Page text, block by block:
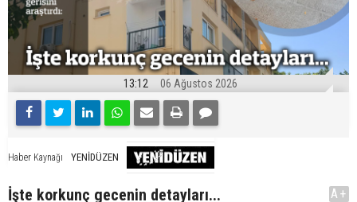
13:12 06 Ağustos 2026
Haber Kaynağı YENİDÜZEN
İşte korkunç gecenin detayları...
A+